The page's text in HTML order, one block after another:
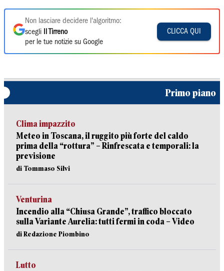
Non lasciare decidere l'algoritmo:
scegli
Il Tirreno
per le tue notizie su Google
CLICCA QUI
Primo piano
Clima impazzito
Meteo in Toscana, il ruggito più forte del caldo
prima della “rottura” – Rinfrescata e temporali: la
previsione
di Tommaso Silvi
Venturina
Incendio alla “Chiusa Grande”, traffico bloccato
sulla Variante Aurelia: tutti fermi in coda – Video
di Redazione Piombino
Lutto